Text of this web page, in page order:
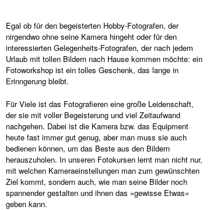
Egal ob für den begeisterten Hobby-Fotografen, der
nirgendwo ohne seine Kamera hingeht oder für den
interessierten Gelegenheits-Fotografen, der nach jedem
Urlaub mit tollen Bildern nach Hause kommen möchte: ein
Fotoworkshop ist ein tolles Geschenk, das lange in
Erinngerung bleibt.
Für Viele ist das Fotografieren eine große Leidenschaft,
der sie mit voller Begeisterung und viel Zeitaufwand
nachgehen. Dabei ist die Kamera bzw. das Equipment
heute fast immer gut genug, aber man muss sie auch
bedienen können, um das Beste aus den Bildern
herauszuholen. In unseren Fotokursen lernt man nicht nur,
mit welchen Kameraeinstellungen man zum gewünschten
Ziel kommt, sondern auch, wie man seine Bilder noch
spannender gestalten und ihnen das »gewisse Etwas«
geben kann.